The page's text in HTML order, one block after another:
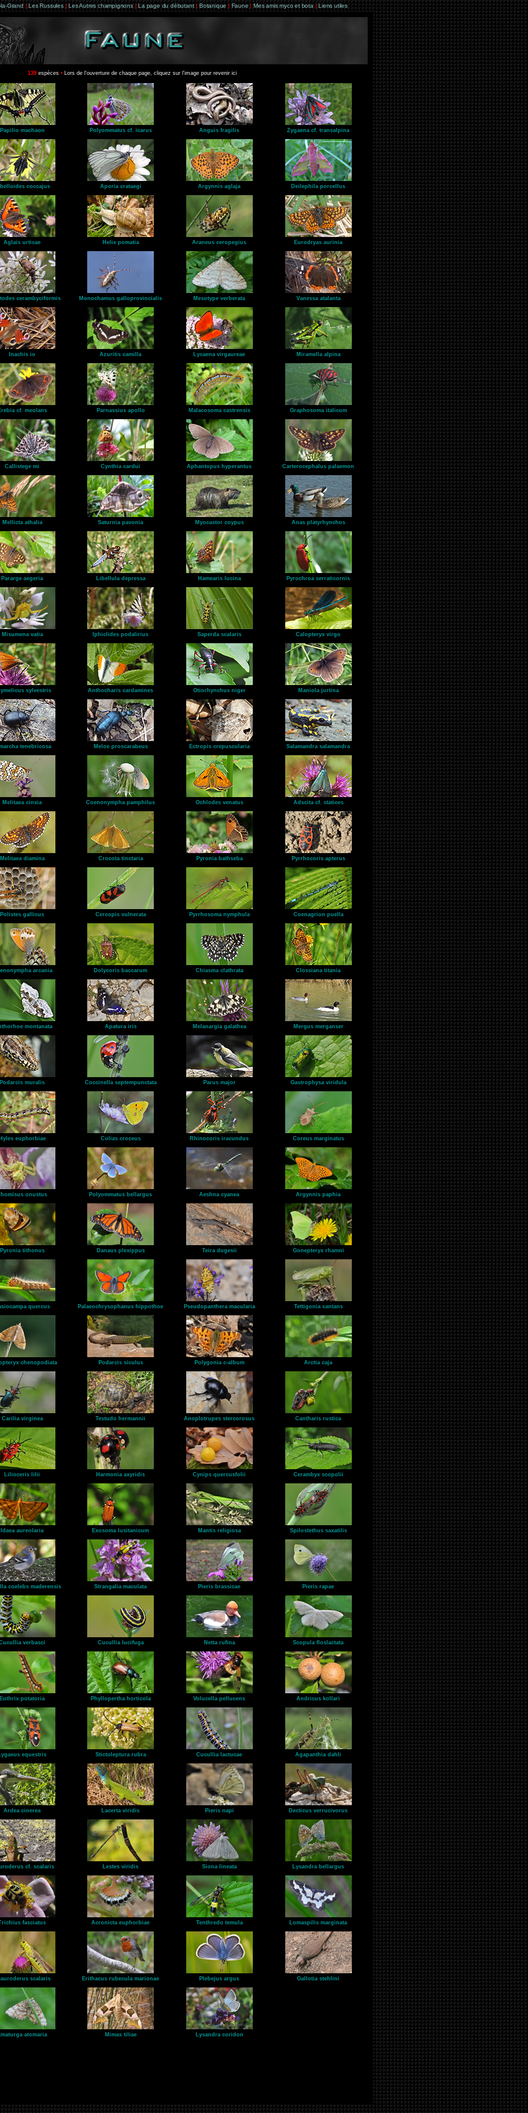
Grand | Les Russules | Les Autres champignons | La page du débutant | Botanique | Faune | Mes amis myco et bota | Liens utiles
139espèces •Lors de l'ouverture de chaque page, cliquez sur l'image pour revenir ici
Papilio machaon Polyommatus cf. icarus Anguis fragilis Zygaena cf. transalpina
coccajus Aporia crataegi Argynnis aglaja Deilephila porcellus
Aglais urticae Helix pomatia Araneus ceropegius Eurodryas aurinia
cerambyciformis Monochamus galloprovincialis Mesotype verberata Vanessa atalanta
Inachis io Azuritis camilla Lycaena virgaureae Miramella alpina
cf. meolans Parnassius apollo Malacosoma castrensis Graphosoma italicum
Callistege mi Cynthia cardui Aphantopus hyperantus Carterocephalus palaemon
Mellicta athalia Saturnia pavonia Myocastor coypus Anas platyrhynchos
Pararge aegeria Libellula depressa Hamearis lucina Pyrochroa serraticornis
Misumena vatia Iphiclides podalirius Saperda scalaris Calopteryx virgo
sylvestris Anthocharis cardamines Otiorhynchus niger Maniola jurtina
tenebricosa Meloe proscarabeus Ectropis crepuscularia Salamandra salamandra
Melitaea cinxia Coenonympha pamphilus Ochlodes venatus Adscita cf. statices
Melitaea diamina Crocota tinctaria Pyronia bathseba Pyrrhocoris apterus
Polistes gallicus Cercopis vulnerata Pyrrhosoma nymphula Coenagrion puella
arcania Dolycoris baccarum Chiasma clathrata Clossiana titania
montanata Apatura iris Melanargia galathea Mergus merganser
Podarcis muralis Coccinella septempunctata Parus major Gastrophysa viridula
euphorbiae Colias croceus Rhinocoris iracundus Coreus marginatus
onustus Polyommatus bellargus Aeshna cyanea Argynnis paphia
Pyronia tithonus Danaus plexippus Teira dugesii Gonepteryx rhamni
quercus Palaeochrysophanus hippothoe Pseudopanthera macularia Tettigonia cantans
chenopodiata Podarcis siculus Polygonia c-album Arctia caja
Carilia virginea Testudo hermannii Anoplotrupes stercorosus Cantharis rustica
Lilioceris lilii Harmonia axyridis Cynips quercusfolii Cerambyx scopolii
Idaea aureolaria Exosoma lusitanicum Mantis religiosa Spilostethus saxatilis
coelebs maderensis Strangalia maculata Pieris brassicae Pieris rapae
verbasci Cucullia lucifuga Netta rufina Scopula floslactata
Euthrix potatoria Phyllopertha horticola Volucella pellucens Andricus kollari
equestris Stictoleptura rubra Cucullia lactucae Agapanthia dahli
Ardea cinerea Lacerta viridis Pieris napi Decticus verrucivorus
cf. scalaris Lestes viridis Siona lineata Lysandra bellargus
fasciatus Acronicta euphorbiae Tenthredo temula Lomaspilis marginata
scalaris Erithacus rubecula marionae Plebejus argus Gallotia stehlini
atomaria Mimas tiliae Lysandra coridon